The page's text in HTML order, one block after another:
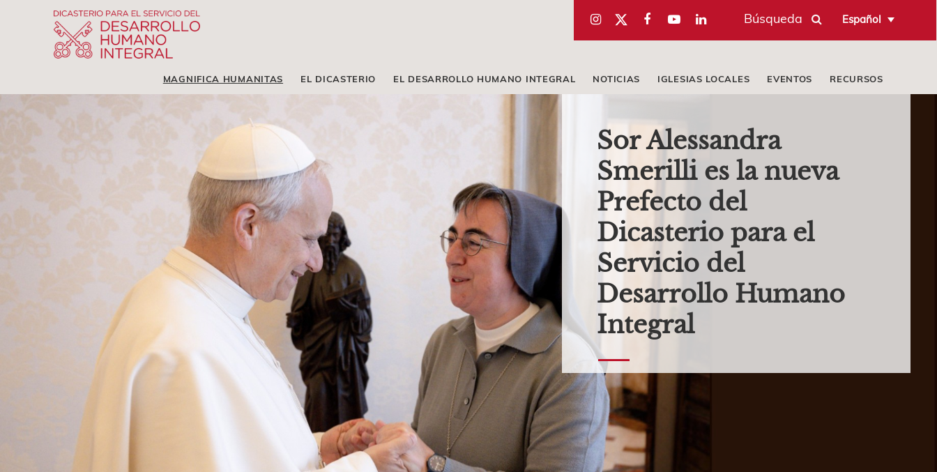
Búsqueda Español
MAGNIFICA HUMANITAS EL DICASTERIO EL DESARROLLO HUMANO INTEGRAL NOTICIAS IGLESIAS LOCALES EVENTOS RECURSOS
Sor Alessandra
Smerilli es la nueva
Prefecto del
Dicasterio para el
Servicio del
Desarrollo Humano
Integral